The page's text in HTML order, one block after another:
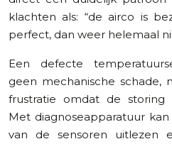
klachten als: “de airco is
perfect, dan weer helemaal
Een defecte
geen mechanische schade,
frustratie omdat de storing
Met diagnoseapparatuur
van de sensoren uitlezen